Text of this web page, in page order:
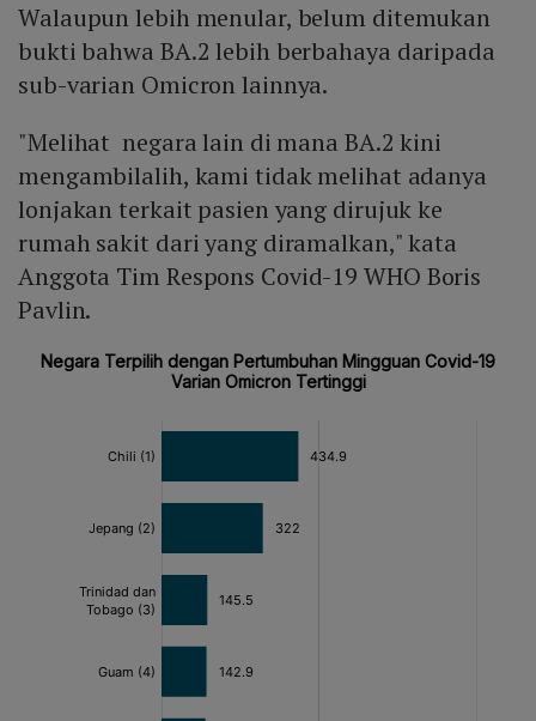
Walaupun lebih menular, belum ditemukan
bukti bahwa BA.2 lebih berbahaya daripada
sub-varian Omicron lainnya.
"Melihat negara lain di mana BA.2 kini
mengambilalih, kami tidak melihat adanya
lonjakan terkait pasien yang dirujuk ke
rumah sakit dari yang diramalkan," kata
Anggota Tim Respons Covid-19 WHO Boris
Pavlin.